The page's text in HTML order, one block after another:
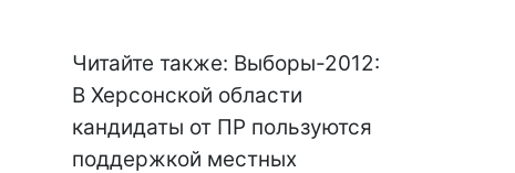
Читайте также: Выборы-2012:
В Херсонской области
кандидаты от ПР пользуются
поддержкой местных